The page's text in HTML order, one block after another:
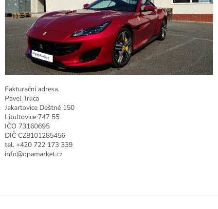
Fakturační adresa.
Pavel Trlica
Jakartovice Deštné 150
Litultovice 747 55
IČO 73160695
DIČ CZ8101285456
tel. +420 722 173 339
info@opamarket.cz
Z